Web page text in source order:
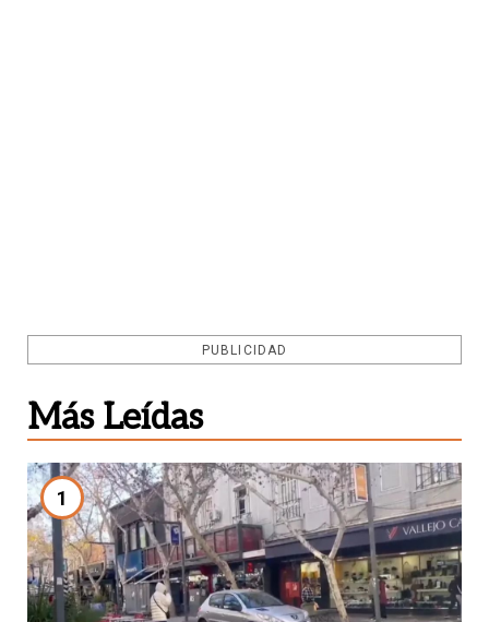
PUBLICIDAD
Más Leídas
1